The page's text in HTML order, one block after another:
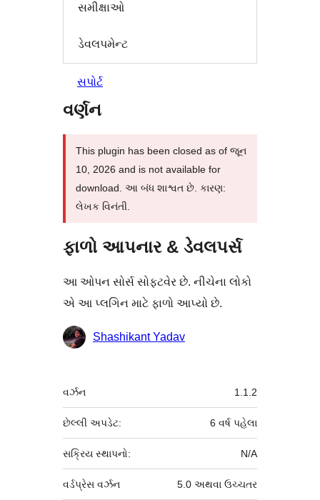
સમીક્ષાઓ
ડેવલપમેન્ટ
સપોર્ટ
વર્ણન
This plugin has been closed as of જૂન
10, 2026 and is not available for
download. આ બંધ શાશ્વત છે. કારણ:
લેખક વિનંતી.
ફાળો આપનાર & ડેવલપર્સ
આ ઓપન સોર્સ સોફ્ટવેર છે. નીચેના લોકો
એ આ પ્લગિન માટે ફાળો આપ્યો છે.
ફાળો
Shashikant Yadav
મેટા
વર્ઝન 1.1.2
છેલ્લી અપડેટ: 6 વર્ષપહેલા
સક્રિય સ્થાપનો: N/A
વર્ડપ્રેસ વર્ઝન 5.0 અથવા ઉચ્ચતર